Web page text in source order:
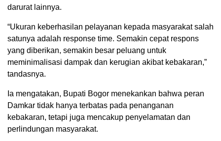
darurat lainnya.
“Ukuran keberhasilan pelayanan kepada masyarakat salah
satunya adalah response time. Semakin cepat respons
yang diberikan, semakin besar peluang untuk
meminimalisasi dampak dan kerugian akibat kebakaran,”
tandasnya.
Ia mengatakan, Bupati Bogor menekankan bahwa peran
Damkar tidak hanya terbatas pada penanganan
kebakaran, tetapi juga mencakup penyelamatan dan
perlindungan masyarakat.